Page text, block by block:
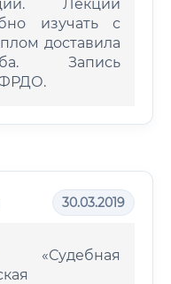
Лекции
изучать с
доставила
Запись
30.03.2019